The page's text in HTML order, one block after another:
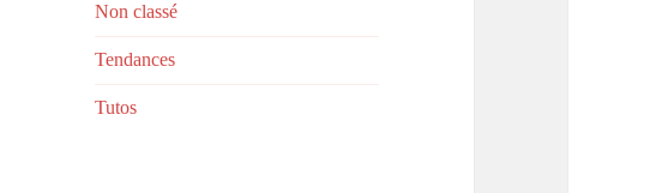
Non classé
Tendances
Tutos